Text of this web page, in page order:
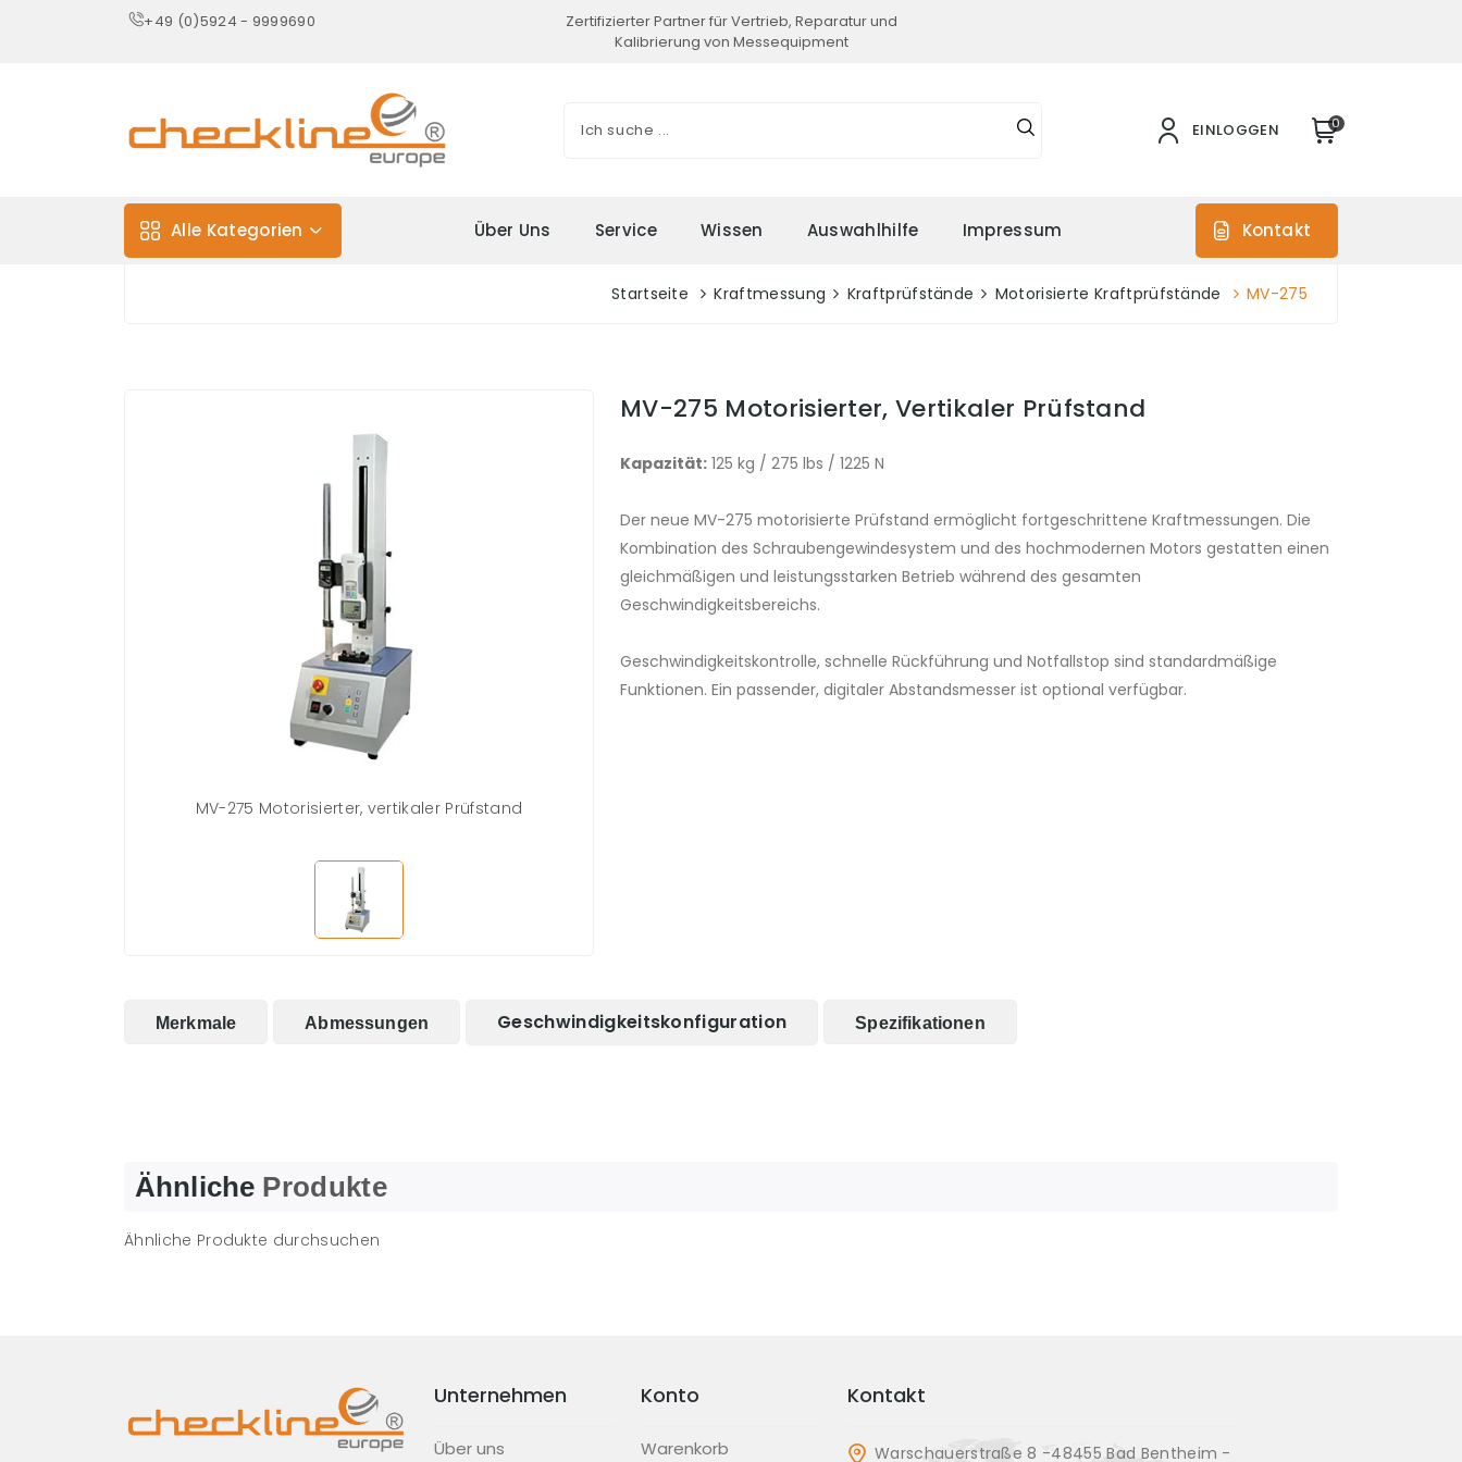
+49 (0)5924 - 9999690
Zertifizierter Partner für Vertrieb, Reparatur und
Kalibrierung von Messequipment
EINLOGGEN 0
Alle Kategorien Über Uns Service Wissen Auswahlhilfe Impressum Kontakt
Startseite Kraftmessung Kraftprüfstände Motorisierte Kraftprüfstände MV-275
MV-275 Motorisierter, vertikaler Prüfstand
MV-275 Motorisierter, Vertikaler Prüfstand
Kapazität: 125 kg / 275 lbs / 1225 N
Der neue MV-275 motorisierte Prüfstand ermöglicht fortgeschrittene Kraftmessungen. Die
Kombination des Schraubengewindesystem und des hochmodernen Motors gestatten einen
gleichmäßigen und leistungsstarken Betrieb während des gesamten
Geschwindigkeitsbereichs.
Geschwindigkeitskontrolle, schnelle Rückführung und Notfallstop sind standardmäßige
Funktionen. Ein passender, digitaler Abstandsmesser ist optional verfügbar.
Merkmale Abmessungen Geschwindigkeitskonfiguration Spezifikationen
Ähnliche Produkte
Ähnliche Produkte durchsuchen
Unternehmen
Über uns
Konto
Warenkorb
Kontakt
Warschauerstraße 8 -48455 Bad Bentheim -